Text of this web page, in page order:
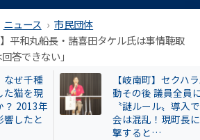
ニュース
市民団体
平和丸船長・諸喜田タケル氏は事情聴取
答できない」
クハラ騒
全員に
導入で議
町長に直
【告発スクープ】
興毅氏も被害者?
い牛肉投資に関与
片桐章浩和歌山県
説明を求める!